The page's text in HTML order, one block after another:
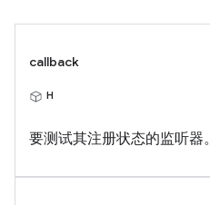
callback
H
要测试其注册状态的监听器。